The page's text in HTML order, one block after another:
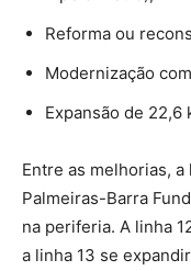
Reforma ou
Modernização
Expansão de 22,6
Entre as melhorias, a
Palmeiras-Barra
na periferia. A linha
a linha 13 se